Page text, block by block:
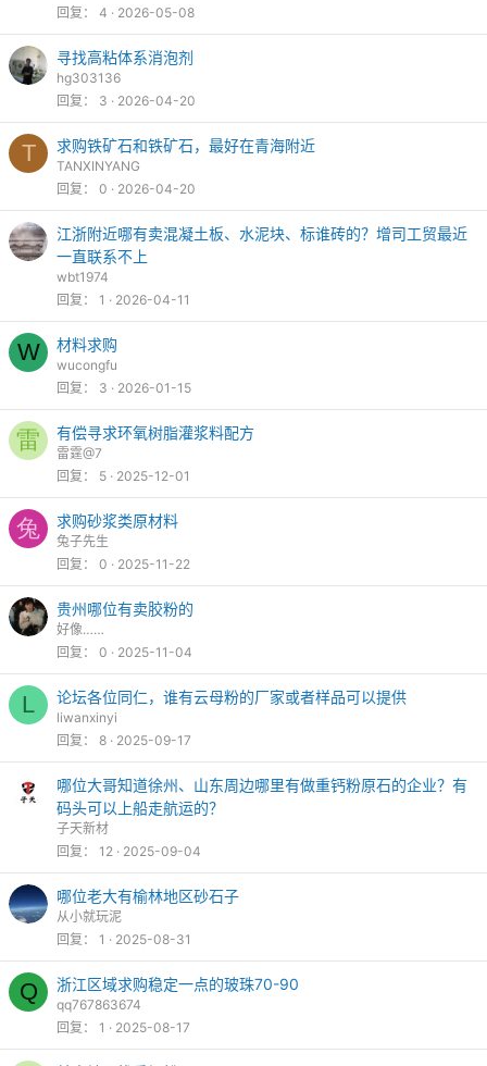
回复
4 2026-05-08
寻找高粘体系消泡剂
hg303136
回复
3 2026-04-20
T 求购铁矿石和铁矿石，最好在青海附近
TANXINYANG
回复
0 2026-04-20
江浙附近哪有卖混凝土板、水泥块、标谁砖的？增司工贸最近
一直联系不上
wbt1974
回复
1 2026-04-11
W 材料求购
wucongfu
回复
3 2026-01-15
雷 有偿寻求环氧树脂灌浆料配方
雷霆@7
回复
5 2025-12-01
兔 求购砂浆类原材料
兔子先生
回复
0 2025-11-22
贵州哪位有卖胶粉的
好像……
回复
0 2025-11-04
L 论坛各位同仁，谁有云母粉的厂家或者样品可以提供
liwanxinyi
回复
8 2025-09-17
哪位大哥知道徐州、山东周边哪里有做重钙粉原石的企业？有
码头可以上船走航运的？
子天新材
回复
12 2025-09-04
哪位老大有榆林地区砂石子
从小就玩泥
回复
1 2025-08-31
Q 浙江区域求购稳定一点的玻珠70-90
qq767863674
回复
1 2025-08-17